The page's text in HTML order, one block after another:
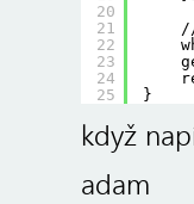
20
21
22
23
24
25
}
když
adam